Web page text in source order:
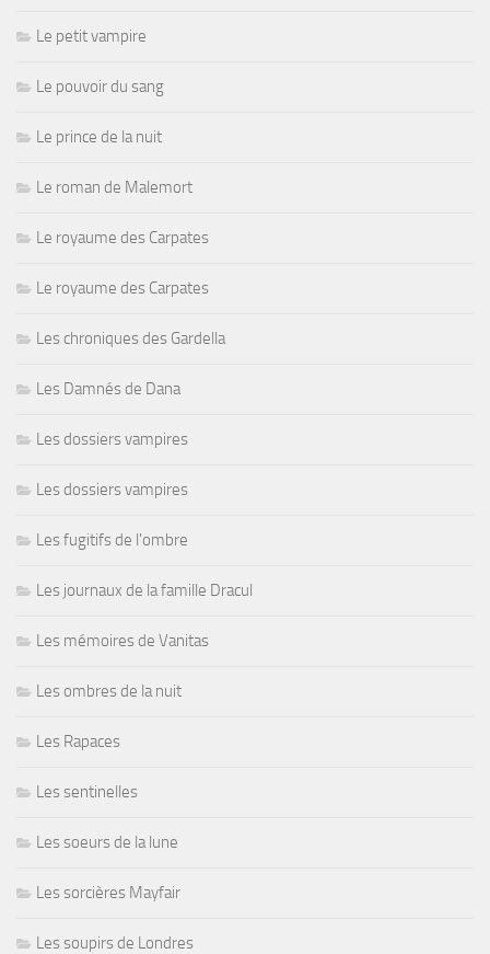
Le petit vampire
Le pouvoir du sang
Le prince de la nuit
Le roman de Malemort
Le royaume des Carpates
Le royaume des Carpates
Les chroniques des Gardella
Les Damnés de Dana
Les dossiers vampires
Les dossiers vampires
Les fugitifs de l'ombre
Les journaux de la famille Dracul
Les mémoires de Vanitas
Les ombres de la nuit
Les Rapaces
Les sentinelles
Les soeurs de la lune
Les sorcières Mayfair
Les soupirs de Londres